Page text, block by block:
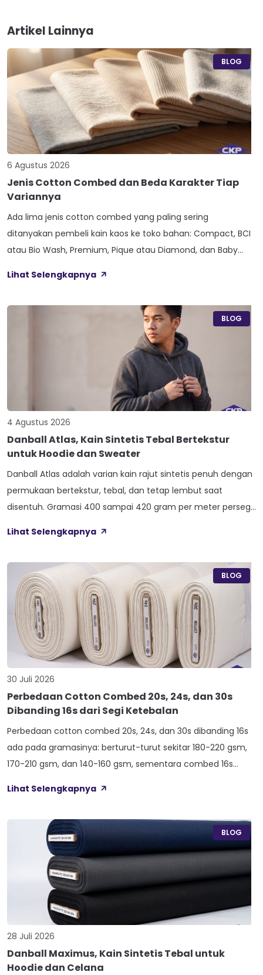
Artikel Lainnya
BLOG
6 Agustus 2026
Jenis Cotton Combed dan Beda Karakter Tiap
Variannya
Ada lima jenis cotton combed yang paling sering
ditanyakan pembeli kain kaos ke toko bahan: Compact, BCI
atau Bio Wash, Premium, Pique atau Diamond, dan Baby
benang atau jenis rajutan, bukan dari angka ketebalan
Lihat Selengkapnya
BLOG
4 Agustus 2026
Danball Atlas, Kain Sintetis Tebal Bertekstur
untuk Hoodie dan Sweater
Danball Atlas adalah varian kain rajut sintetis penuh dengan
permukaan bertekstur, tebal, dan tetap lembut saat
disentuh. Gramasi 400 sampai 420 gram per meter persegi,
Anti Bacterial, dan Anti Kusut, membuat kain ini pas untuk
Nama Atlas boleh jadi belum […]
Lihat Selengkapnya
BLOG
30 Juli 2026
Perbedaan Cotton Combed 20s, 24s, dan 30s
Dibanding 16s dari Segi Ketebalan
Perbedaan cotton combed 20s, 24s, dan 30s dibanding 16s
ada pada gramasinya: berturut-turut sekitar 180-220 gsm,
170-210 gsm, dan 140-160 gsm, sementara combed 16s
satu kaos terasa berat dan kokoh, sedangkan kaos lain
konveksi baru tertukar […]
Lihat Selengkapnya
BLOG
28 Juli 2026
Danball Maximus, Kain Sintetis Tebal untuk
Hoodie dan Celana